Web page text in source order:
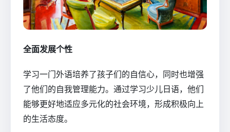
全面发展个性
学习一门外语培养了孩子们的自信心，同时也增强
了他们的自我管理能力。通过学习少儿日语，他们
能够更好地适应多元化的社会环境，形成积极向上
的生活态度。